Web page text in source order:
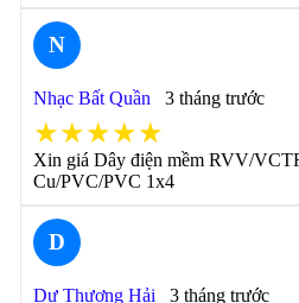
N
Nhạc Bất Quần 3 tháng trước
★★★★★
Xin giá Dây điện mềm RVV/
Cu/PVC/PVC 1x4
D
Dư Thương Hải 3 tháng trước